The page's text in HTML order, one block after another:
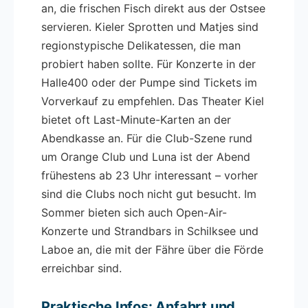
an, die frischen Fisch direkt aus der Ostsee
servieren. Kieler Sprotten und Matjes sind
regionstypische Delikatessen, die man
probiert haben sollte. Für Konzerte in der
Halle400 oder der Pumpe sind Tickets im
Vorverkauf zu empfehlen. Das Theater Kiel
bietet oft Last-Minute-Karten an der
Abendkasse an. Für die Club-Szene rund
um Orange Club und Luna ist der Abend
frühestens ab 23 Uhr interessant – vorher
sind die Clubs noch nicht gut besucht. Im
Sommer bieten sich auch Open-Air-
Konzerte und Strandbars in Schilksee und
Laboe an, die mit der Fähre über die Förde
erreichbar sind.